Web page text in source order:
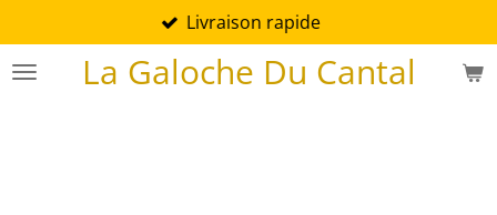
au
contenu
La Galoche Du Cantal
Livraison rapide